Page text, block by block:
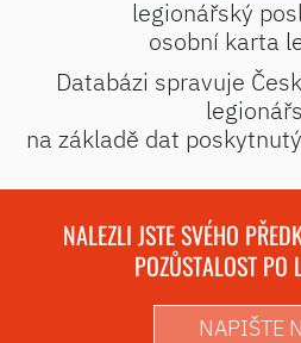
legionářský
osobní karta
Databázi spravuje
na základě dat
NALEZLI JSTE SVÉHO
POZŮSTALOST PO
NAPIŠTE